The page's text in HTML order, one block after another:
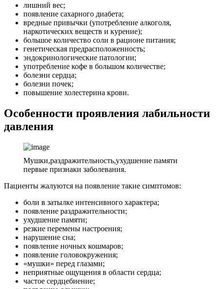
лишний вес;
появление сахарного диабета;
вредные привычки (употребление алкоголя,
наркотических веществ и курение);
большое количество соли в рационе питания;
генетическая предрасположенность;
эндокринологические патологии;
употребление кофе в большом количестве;
болезни сердца;
болезни почек;
повышение холестерина крови.
Особенности проявления лабильности
давления
Мушки,раздражительность,ухудшение памяти
первые признаки заболевания.
Пациенты жалуются на появление такие симптомов:
боли в затылке интенсивного характера;
появление раздражительности;
ухудшение памяти;
резкие перемены настроения;
нарушение сна;
появление ночных кошмаров;
появление головокружения;
«мушки» перед глазами;
неприятные ощущения в области сердца;
частое сердцебиение;